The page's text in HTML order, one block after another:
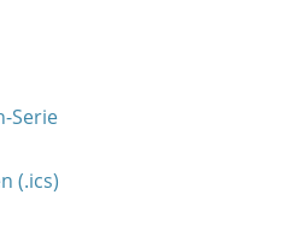
Serie
(.ics)